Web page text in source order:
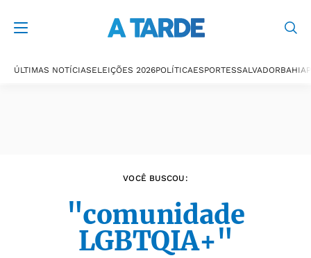
ÚLTIMAS NOTÍCIASELEIÇÕES 2026POLÍTICAESPORTESSALVADORBAHIA
VOCÊ BUSCOU:
"comunidade
LGBTQIA+"